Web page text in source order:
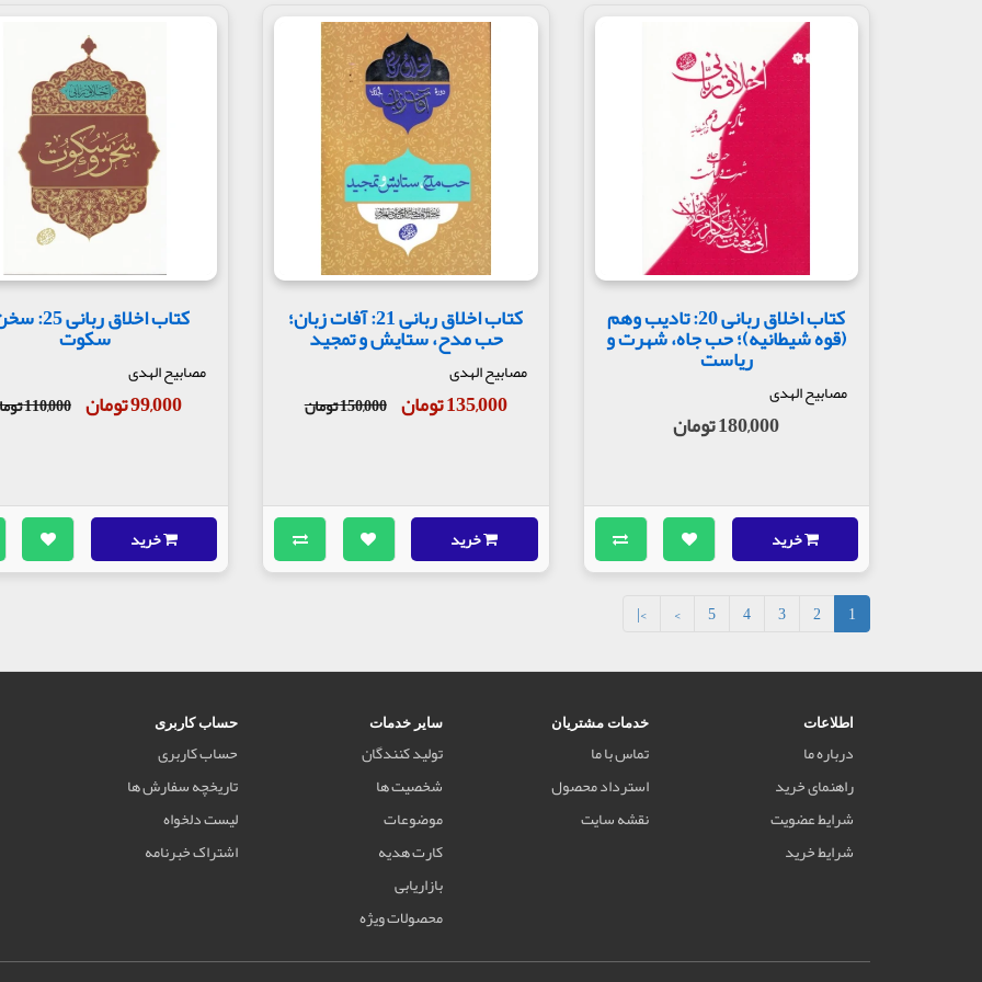
کتاب اخلاق ربانی 20: تادیب وهم
(قوه شیطانیه)؛ حب جاه، شهرت و
ریاست
مصابیح الهدی
180,000 تومان
خرید
کتاب اخلاق ربانی 21: آفات زبان؛
حب مدح، ستایش و تمجید
مصابیح الهدی
135,000 تومان 150,000 تومان
خرید
کتاب اخلاق
سکوت
مصابیح الهدی
99,000 تومان 110,000 تومان
خرید
1
2
3
4
5
>
>|
اطلاعات
درباره ما
راهنمای خرید
شرایط عضویت
شرایط خرید
خدمات مشتریان
تماس با ما
استرداد محصول
نقشه سایت
سایر خدمات
تولید کنندگان
شخصیت ها
موضوعات
کارت هدیه
بازاریابی
محصولات ویژه
حساب کاربری
حساب کاربری
تاریخچه سفارش ها
لیست دلخواه
اشتراک خبرنامه